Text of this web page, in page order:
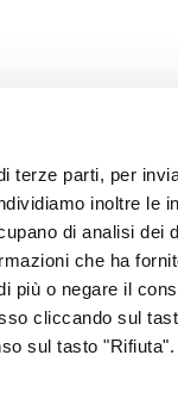
terze parti, per
inoltre le
di analisi dei
che ha
più o negare il
cliccando sul
sul tasto "Rifiuta".